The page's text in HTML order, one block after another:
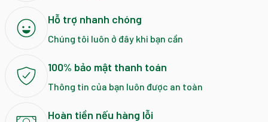
Hỗ trợ nhanh chóng
Chúng tôi luôn ở đây khi bạn cần
100% bảo mật thanh toán
Thông tin của bạn luôn được an toàn
Hoàn tiền nếu hàng lỗi